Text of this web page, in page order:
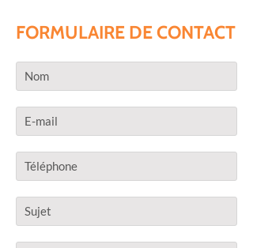
FORMULAIRE DE CONTACT